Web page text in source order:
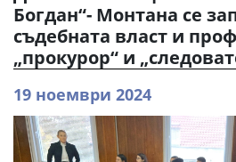
Богдан“- Монтана се
съдебната власт и
„прокурор“ и
19 ноември 2024